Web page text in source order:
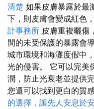
清楚 如果皮膚暴露於最
下，則皮膚會變成紅色
計事務所 皮膚重複曬傷
間的未受保護的暴露會
城市環境和海灘度假中
光的侵害。 它可以完美
潤，防止光衰老並提供
您還可以找到更白的質
的選擇，讓先人安息於